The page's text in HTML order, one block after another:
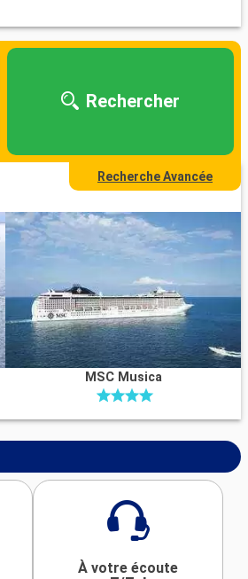
Rechercher
Recherche Avancée
MSC Musica
À votre écoute